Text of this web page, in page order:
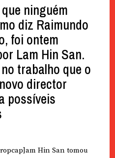
ninguém
diz Raimundo
foi ontem
Lam Hin San.
trabalho que o
director
possíveis
Hin San tomou